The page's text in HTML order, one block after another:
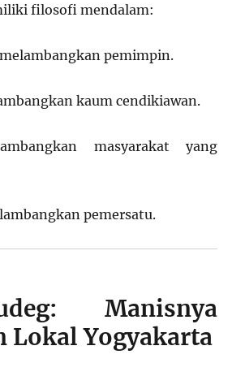
filosofi mendalam:
melambangkan pemimpin.
kaum cendikiawan.
masyarakat yang
pemersatu.
Manisnya
Lokal Yogyakarta